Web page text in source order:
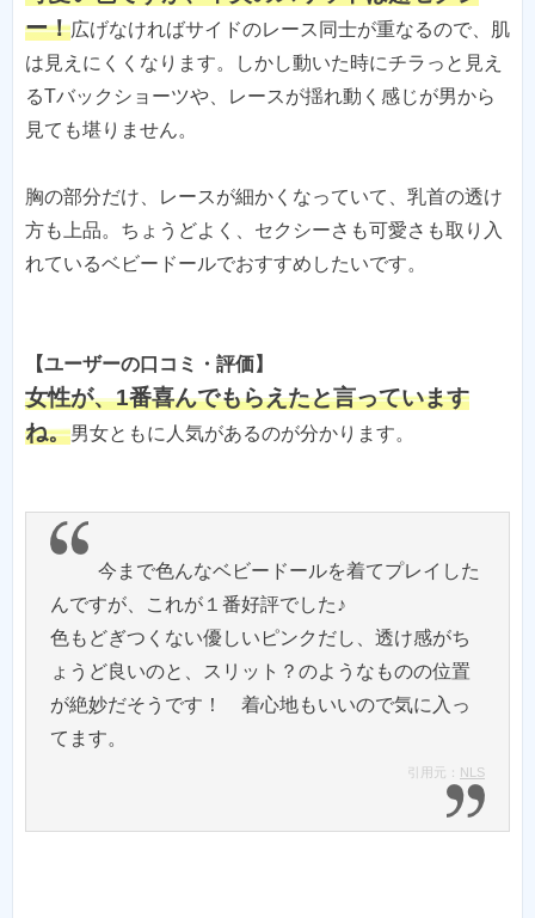
ー！広げなければサイドのレース同士が重なるので、肌
は見えにくくなります。しかし動いた時にチラっと見え
るTバックショーツや、レースが揺れ動く感じが男から
見ても堪りません。
胸の部分だけ、レースが細かくなっていて、乳首の透け
方も上品。ちょうどよく、セクシーさも可愛さも取り入
れているベビードールでおすすめしたいです。
【ユーザーの口コミ・評価】
女性が、1番喜んでもらえたと言っています
ね。男女ともに人気があるのが分かります。
今まで色んなベビードールを着てプレイした
んですが、これが１番好評でした♪
色もどぎつくない優しいピンクだし、透け感がち
ょうど良いのと、スリット？のようなものの位置
が絶妙だそうです！ 着心地もいいので気に入っ
引用元： NLS